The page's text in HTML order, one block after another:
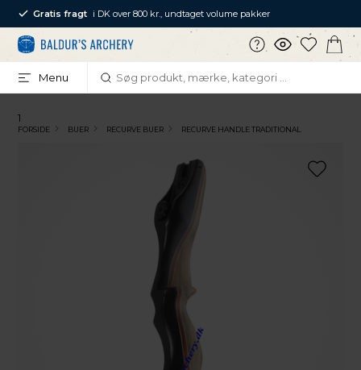
Gratis fragt i DK over 800 kr., undtaget volume pakker
Menu
1
FORSIDE BUER RECURVE BUER RECURVE HANDLE TRADITIONAL